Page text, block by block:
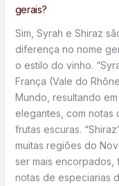
gerais?
Sim, Syrah e Shiraz
diferença no nome
o estilo do vinho.
França (Vale do
Mundo, resultando
elegantes, com notas
frutas escuras.
muitas regiões do
ser mais encorpados,
notas de especiarias